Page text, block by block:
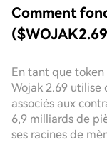
Comment
En tant que token
Wojak 2.69 utilise
associés aux
6,9 milliards de
ses racines de